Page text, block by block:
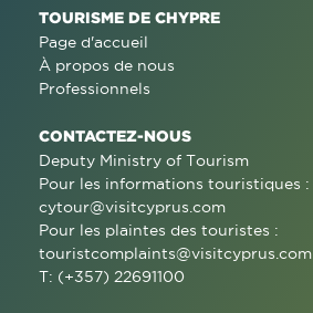
TOURISME DE CHYPRE
Page d'accueil
À propos de nous
Professionnels
CONTACTEZ-NOUS
Deputy Ministry of Tourism
Pour les informations touristiques :
cytour@visitcyprus.com
Pour les plaintes des touristes :
touristcomplaints@visitcyprus.com
T: (+357) 22691100